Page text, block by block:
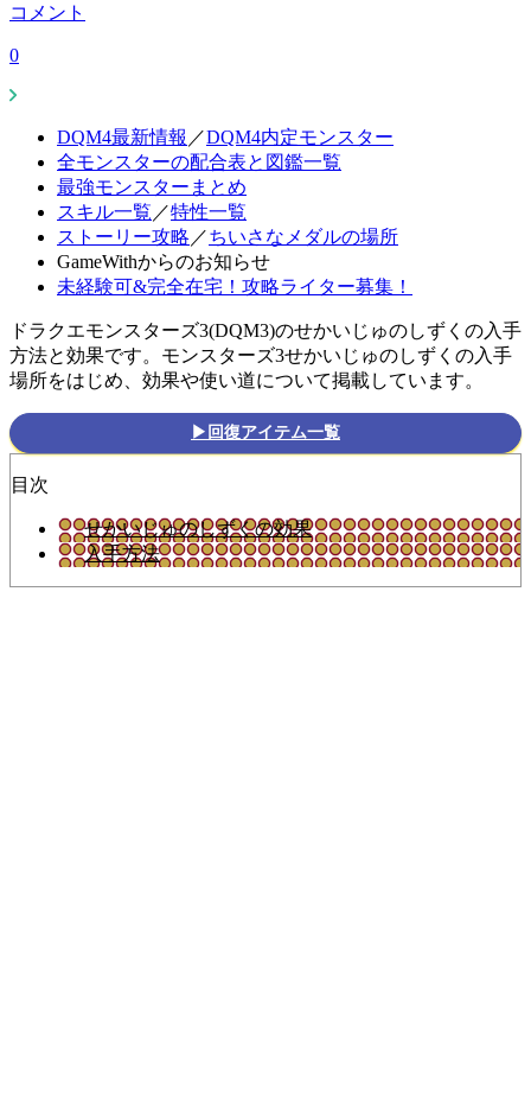
コメント
0
DQM4最新情報 ／DQM4内定モンスター
全モンスターの配合表と図鑑一覧
最強モンスターまとめ
スキル一覧 ／特性一覧
ストーリー攻略 ／ちいさなメダルの場所
GameWithからのお知らせ
未経験可&完全在宅！攻略ライター募集！
ドラクエモンスターズ3(DQM3)のせかいじゅのしずくの入手
方法と効果です。モンスターズ3せかいじゅのしずくの入手
場所をはじめ、効果や使い道について掲載しています。
▶回復アイテム一覧
目次
せかいじゅのしずくの効果
入手方法